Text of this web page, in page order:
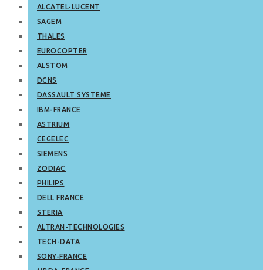
ALCATEL-LUCENT
SAGEM
THALES
EUROCOPTER
ALSTOM
DCNS
DASSAULT SYSTEME
IBM-FRANCE
ASTRIUM
CEGELEC
SIEMENS
ZODIAC
PHILIPS
DELL FRANCE
STERIA
ALTRAN-TECHNOLOGIES
TECH-DATA
SONY-FRANCE